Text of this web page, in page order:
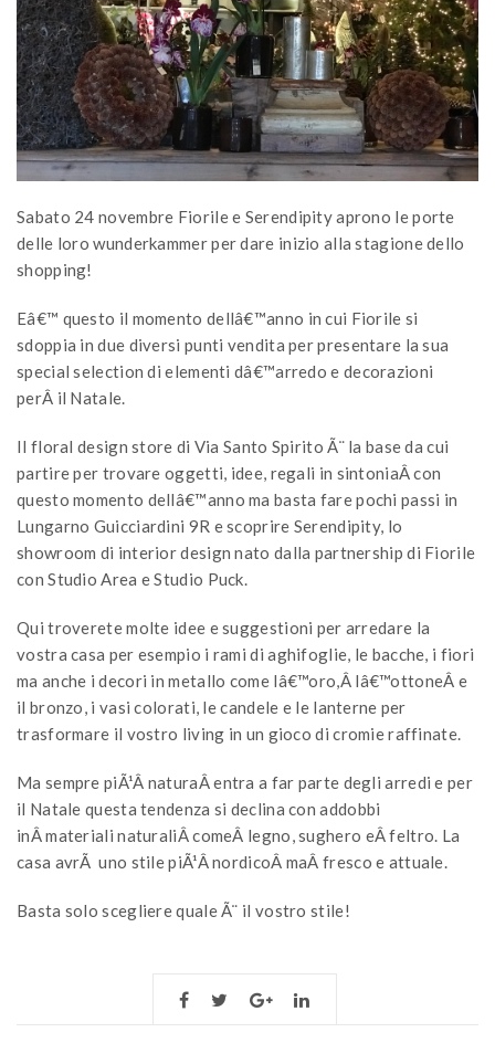
Sabato 24 novembre Fiorile e Serendipity aprono le porte
delle loro wunderkammer per dare inizio alla stagione dello
shopping!
Eâ€™ questo il momento dellâ€™anno in cui Fiorile si
sdoppia in due diversi punti vendita per presentare la sua
special selection di elementi dâ€™arredo e decorazioni
perÂ il Natale.
Il floral design store di Via Santo Spirito Ã¨ la base da cui
partire per trovare oggetti, idee, regali in sintoniaÂ con
questo momento dellâ€™anno ma basta fare pochi passi in
Lungarno Guicciardini 9R e scoprire Serendipity, lo
showroom di interior design nato dalla partnership di Fiorile
con Studio Area e Studio Puck.
Qui troverete molte idee e suggestioni per arredare la
vostra casa per esempio i rami di aghifoglie, le bacche, i fiori
ma anche i decori in metallo come lâ€™oro,Â lâ€™ottoneÂ e
il bronzo, i vasi colorati, le candele e le lanterne per
trasformare il vostro living in un gioco di cromie raffinate.
Ma sempre piÃ¹Â naturaÂ entra a far parte degli arredi e per
il Natale questa tendenza si declina con addobbi
inÂ materiali naturaliÂ comeÂ legno, sughero eÂ feltro. La
casa avrÃ uno stile piÃ¹Â nordicoÂ maÂ fresco e attuale.
Basta solo scegliere quale Ã¨ il vostro stile!